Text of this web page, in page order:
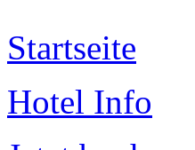
Startseite
Hotel Info